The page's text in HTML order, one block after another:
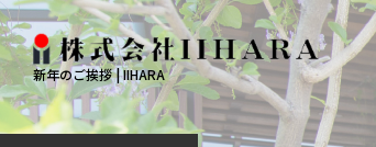
新年のご挨拶 | IIHARA